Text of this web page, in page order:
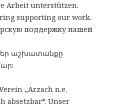
Arbeit unterstützen.
supporting our work.
поддержку нашей
աշխատանքը
„Arzach n.e.
absetzbar*. Unser